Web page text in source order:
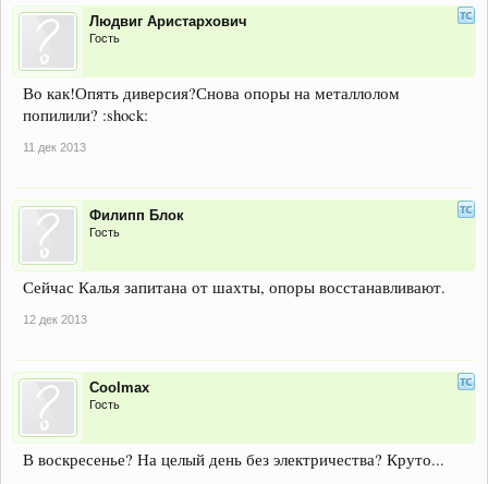
Людвиг Аристархович
Гость
Во как!Опять диверсия?Снова опоры на металлолом
попилили? :shock:
11 дек 2013
Филипп Блок
Гость
Сейчас Калья запитана от шахты, опоры восстанавливают.
12 дек 2013
Coolmax
Гость
В воскресенье? На целый день без электричества? Круто...